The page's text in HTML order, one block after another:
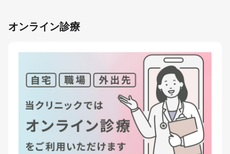
オンライン診療